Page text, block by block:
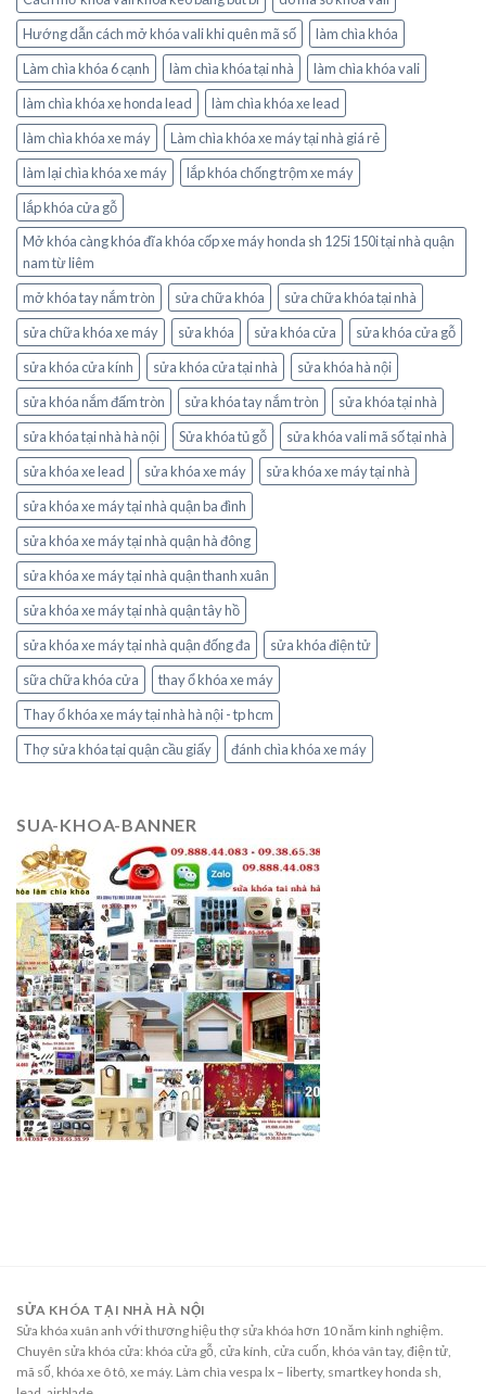
Hướng dẫn cách mở khóa vali khi quên mã số
làm chìa khóa
Làm chìa khóa 6 cạnh
làm chìa khóa tại nhà
làm chìa khóa vali
làm chìa khóa xe honda lead
làm chìa khóa xe lead
làm chìa khóa xe máy
Làm chìa khóa xe máy tại nhà giá rẻ
làm lại chìa khóa xe máy
lắp khóa chống trộm xe máy
lắp khóa cửa gỗ
Mở khóa càng khóa đĩa khóa cốp xe máy honda sh 125i 150i tại nhà quận
nam từ liêm
mở khóa tay nắm tròn
sửa chữa khóa
sửa chữa khóa tại nhà
sửa chữa khóa xe máy
sửa khóa sửa khóa cửa
sửa khóa cửa gỗ
sửa khóa cửa kính
sửa khóa cửa tại nhà
sửa khóa hà nội
sửa khóa nắm đấm tròn
sửa khóa tay nắm tròn
sửa khóa tại nhà
sửa khóa tại nhà hà nội
Sửa khóa tủ gỗ
sửa khóa vali mã số tại nhà
sửa khóa xe lead
sửa khóa xe máy
sửa khóa xe máy tại nhà
sửa khóa xe máy tại nhà quận ba đình
sửa khóa xe máy tại nhà quận hà đông
sửa khóa xe máy tại nhà quận thanh xuân
sửa khóa xe máy tại nhà quận tây hồ
sửa khóa xe máy tại nhà quận đống đa
sửa khóa điện tử
sữa chữa khóa cửa
thay ổ khóa xe máy
Thay ổ khóa xe máy tại nhà hà nội - tp hcm
Thợ sửa khóa tại quận cầu giấy
đánh chìa khóa xe máy
SUA-KHOA-BANNER
SỬA KHÓA TẠI NHÀ HÀ NỘI
Sửa khóa xuân anh với thương hiệu thợ sửa khóa hơn 10 năm kinh nghiệm.
Chuyên sửa khóa cửa: khóa cửa gỗ, cửa kính, cửa cuốn, khóa vân tay, điện tử,
mã số, khóa xe ô tô, xe máy. Làm chìa vespa lx – liberty, smartkey honda sh,